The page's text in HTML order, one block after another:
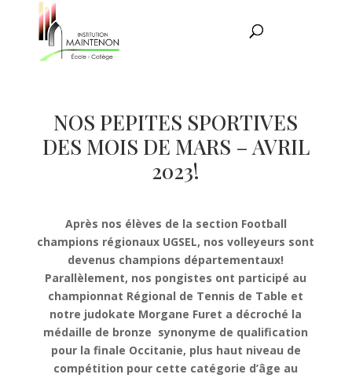
NOS PEPITES SPORTIVES
DES MOIS DE MARS – AVRIL
2023!
Après nos élèves de la section Football
champions régionaux UGSEL, nos volleyeurs sont
devenus champions départementaux!
Parallèlement, nos pongistes ont participé au
championnat Régional de Tennis de Table et
notre judokate Morgane Furet a décroché la
médaille de bronze synonyme de qualification
pour la finale Occitanie, plus haut niveau de
compétition pour cette catégorie d’âge au